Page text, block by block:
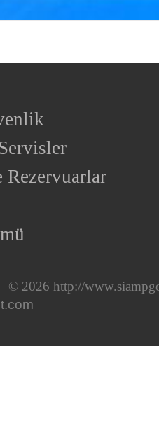
Rezervuarlar
© 2026 http://